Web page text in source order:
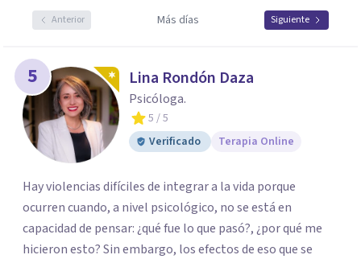
Anterior Más días Siguiente
5 Lina Rondón Daza
Psicóloga.
5 / 5
Verificado
Terapia Online
Hay violencias difíciles de integrar a la vida porque
ocurren cuando, a nivel psicológico, no se está en
capacidad de pensar: ¿qué fue lo que pasó?, ¿por qué me
hicieron esto? Sin embargo, los efectos de eso que se